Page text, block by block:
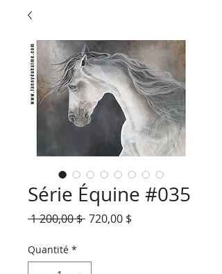
Série Équine #035
1 200,00 $ Prix
720,00 $
Quantité *